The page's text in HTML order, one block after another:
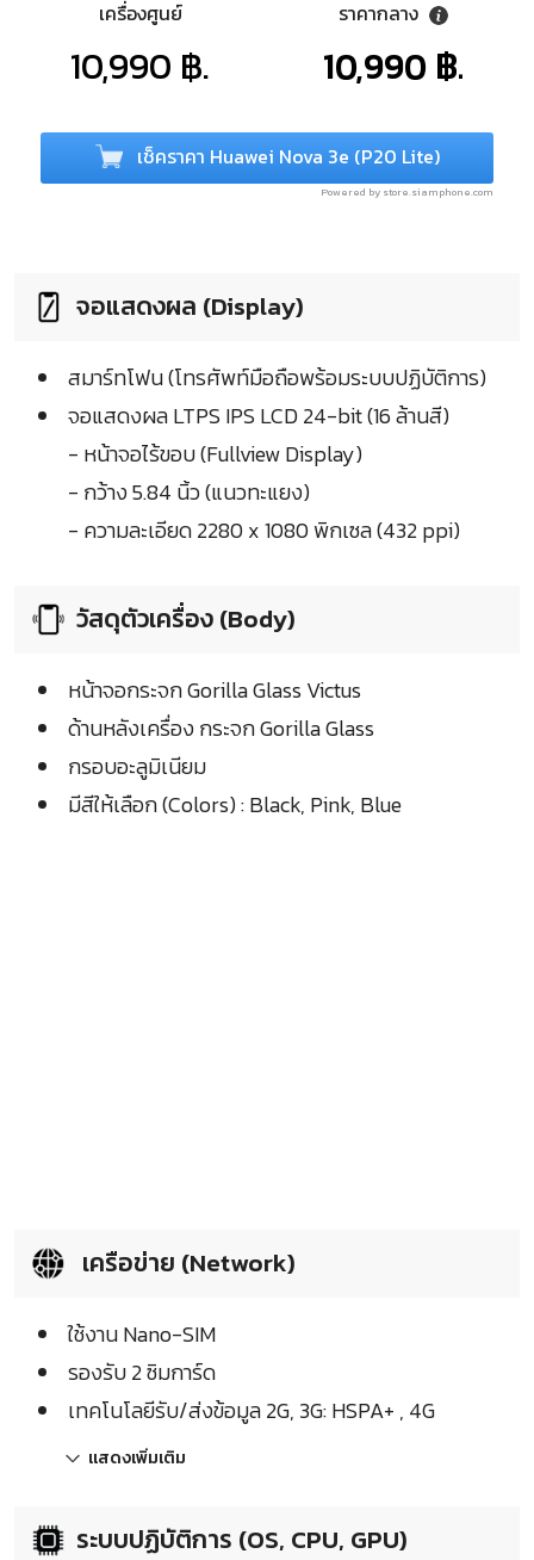
เครื่องศูนย์
10,990 ฿.
ราคากลาง
10,990 ฿.
เช็คราคา Huawei Nova 3e (P20 Lite)
Powered by store.siamphone.com
จอแสดงผล (Display)
สมาร์ทโฟน (โทรศัพท์มือถือพร้อมระบบปฏิบัติการ)
จอแสดงผล LTPS IPS LCD 24-bit (16 ล้านสี)
- หน้าจอไร้ขอบ (Fullview Display)
- กว้าง 5.84 นิ้ว (แนวทะแยง)
- ความละเอียด 2280 x 1080 พิกเซล (432 ppi)
วัสดุตัวเครื่อง (Body)
หน้าจอกระจก Gorilla Glass Victus
ด้านหลังเครื่อง กระจก Gorilla Glass
กรอบอะลูมิเนียม
มีสีให้เลือก (Colors) : Black, Pink, Blue
เครือข่าย (Network)
ใช้งาน Nano-SIM
รองรับ 2 ซิมการ์ด
เทคโนโลยีรับ/ส่งข้อมูล 2G, 3G: HSPA+ , 4G
แสดงเพิ่มเติม
ระบบปฏิบัติการ (OS, CPU, GPU)